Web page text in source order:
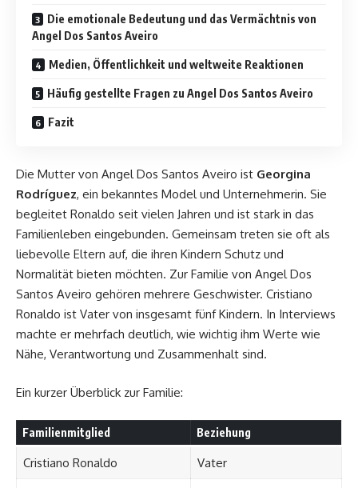
Die emotionale Bedeutung und das Vermächtnis von
Angel Dos Santos Aveiro
Medien, Öffentlichkeit und weltweite Reaktionen
Häufig gestellte Fragen zu Angel Dos Santos Aveiro
Fazit
Die Mutter von Angel Dos Santos Aveiro ist Georgina
Rodríguez, ein bekanntes Model und Unternehmerin. Sie
begleitet Ronaldo seit vielen Jahren und ist stark in das
Familienleben eingebunden. Gemeinsam treten sie oft als
liebevolle Eltern auf, die ihren Kindern Schutz und
Normalität bieten möchten. Zur Familie von Angel Dos
Santos Aveiro gehören mehrere Geschwister. Cristiano
Ronaldo ist Vater von insgesamt fünf Kindern. In Interviews
machte er mehrfach deutlich, wie wichtig ihm Werte wie
Nähe, Verantwortung und Zusammenhalt sind.
Ein kurzer Überblick zur Familie:
Familienmitglied Beziehung
Cristiano Ronaldo Vater